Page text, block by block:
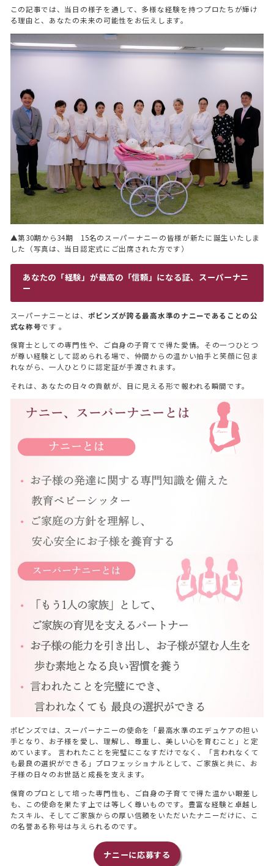
この記事では、当日の様子を通して、多様な経験を持つプロたちが輝け
る理由と、あなたの未来の可能性をお伝えします。
▲第30期から34期 15名のスーパーナニーの皆様が新たに誕生いたしま
した（写真は、当日認定式にご出席された方です）
あなたの「経験」が最高の「信頼」になる証、スーパーナニ
ー
スーパーナニーとは、 ポピンズが誇る最高水準のナニーであることの公
式な称号です 。
保育士としての専門性や、ご自身の子育てで得た愛情。その一つひとつ
が尊い経験として認められる場で、仲間からの温かい拍手と笑顔に包ま
れながら、一人ひとりに認定証が手渡されます。
それは、あなたの日々の貢献が、目に見える形で報われる瞬間です。
ポピンズでは、スーパーナニーの使命を「最高水準のエデュケアの担い
手となり、お子様を愛し、理解し、尊重し、美しい心を育むこと」と定
めています。 言われたことを完璧にこなすだけでなく、「言われなくて
も最良の選択ができる」プロフェッショナルとして、ご家族と共に、お
子様の日々のお世話と成長を支えます。
保育のプロとして培った専門性も、ご自身の子育てで得た温かい眼差し
も、この使命を果たす上では等しく尊いものです。豊富な経験と卓越し
たスキル、そしてご家族からの厚い信頼をいただいたナニーだけに、こ
の名誉ある称号は与えられるのです。
ナニーに応募する